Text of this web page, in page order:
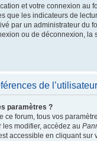
et votre connexion au
que les indicateurs de
par un administrateur du
ou de déconnexion, la
de l’utilisateur
paramètres ?
ce forum, tous vos
modifier, accédez au
accessible en cliquant sur